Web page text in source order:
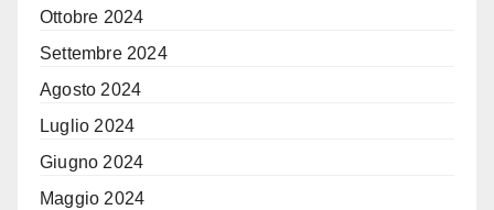
Ottobre 2024
Settembre 2024
Agosto 2024
Luglio 2024
Giugno 2024
Maggio 2024